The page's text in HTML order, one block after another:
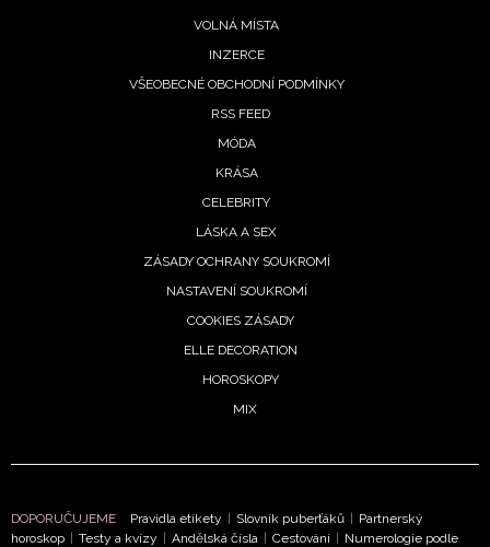
VOLNÁ MÍSTA
INZERCE
VŠEOBECNÉ OBCHODNÍ PODMÍNKY
RSS FEED
MÓDA
KRÁSA
CELEBRITY
LÁSKA A SEX
ZÁSADY OCHRANY SOUKROMÍ
NASTAVENÍ SOUKROMÍ
COOKIES ZÁSADY
ELLE DECORATION
HOROSKOPY
MIX
DOPORUČUJEME Pravidla etikety | Slovník puberťáků | Partnerský
horoskop | Testy a kvízy | Andělská čísla | Cestování | Numerologie podle